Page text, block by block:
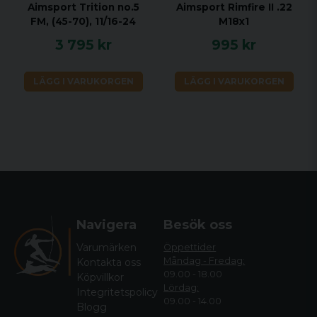
Aimsport Trition no.5
FM, (45-70), 11/16-24
3 795 kr
LÄGG I VARUKORGEN
Aimsport Rimfire II .22
M18x1
995 kr
LÄGG I VARUKORGEN
Navigera
Varumärken
Kontakta oss
Köpvillkor
Integritetspolicy
Blogg
Besök oss
Öppettider
Måndag - Fredag:
09.00 - 18.00
Lördag:
09.00 - 14.00